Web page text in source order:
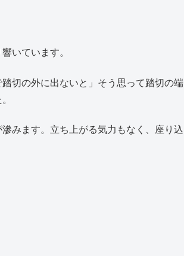
いています。
切の外に出ないと」そう思って踏切の端
みます。立ち上がる気力もなく、座り込